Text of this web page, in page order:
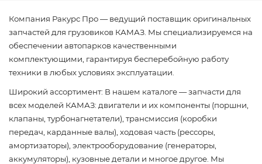
Компания Ракурс Про — ведущий поставщик оригинальных
запчастей для грузовиков КАМАЗ. Мы специализируемся на
обеспечении автопарков качественными
комплектующими, гарантируя бесперебойную работу
техники в любых условиях эксплуатации.
Широкий ассортимент: В нашем каталоге — запчасти для
всех моделей КАМАЗ: двигатели и их компоненты (поршни,
клапаны, турбонагнетатели), трансмиссия (коробки
передач, карданные валы), ходовая часть (рессоры,
амортизаторы), электрооборудование (генераторы,
аккумуляторы), кузовные детали и многое другое. Мы